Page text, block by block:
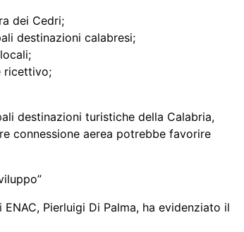
dei Cedri;
destinazioni calabresi;
ricettivo;
destinazioni turistiche della Calabria,
connessione aerea potrebbe favorire
Pierluigi Di Palma, ha evidenziato il